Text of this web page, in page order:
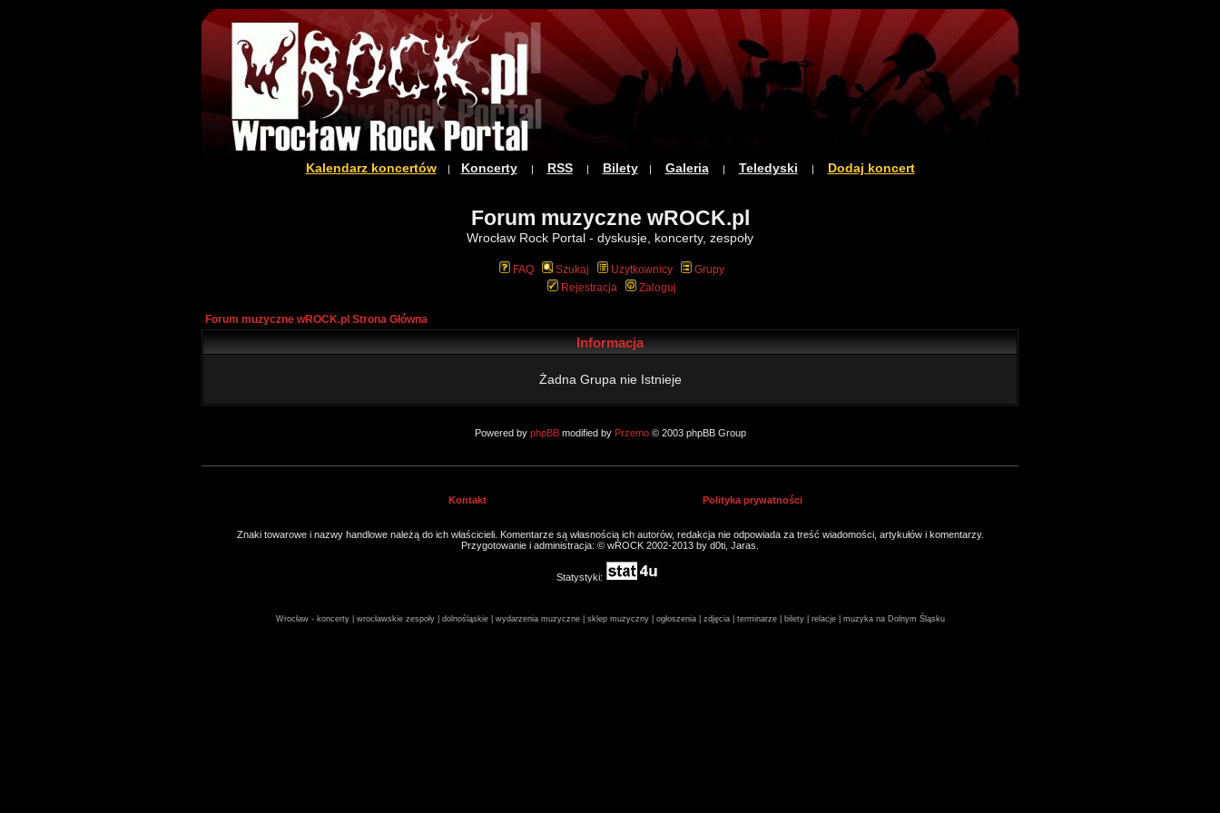
Kalendarz koncertów| Koncerty| RSS| Bilety| Galeria| Teledyski | Dodaj koncert
Forum muzyczne wROCK.pl
Wrocław Rock Portal - dyskusje, koncerty, zespoły
FAQ Szukaj Użytkownicy
Grupy
Rejestracja
Zaloguj
Forum muzyczne wROCK.pl Strona Główna
Informacja
Żadna Grupa nie Istnieje
Powered by phpBBmodified by Przemo© 2003 phpBB Group
Kontakt Polityka prywatności
Znaki towarowe i nazwy handlowe należą do ich właścicieli. Komentarze są własnością ich autorów, redakcja nie odpowiada za treść wiadomości, artykułów i komentarzy.
Przygotowanie i administracja: © wROCK 2002-2013 by d0ti, Jaras.
Statystyki:
Wrocław - koncerty | wrocławskie zespoły | dolnośląskie | wydarzenia muzyczne | sklep muzyczny | ogłoszenia | zdjęcia | terminarze | bilety | relacje | muzyka na Dolnym Śląsku